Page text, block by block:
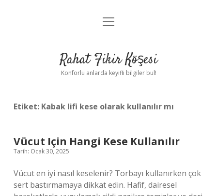
Anasayfa
Yasal Uyarı
menüyü
Rahat Fikir Köşesi
Konforlu anlarda keyifli bilgiler bul!
Etiket: Kabak lifi kese olarak kullanılır mı
Vücut Için Hangi Kese Kullanılır
Tarih: Ocak 30, 2025
Vücut en iyi nasıl keselenir? Torbayı kullanırken çok
sert bastırmamaya dikkat edin. Hafif, dairesel